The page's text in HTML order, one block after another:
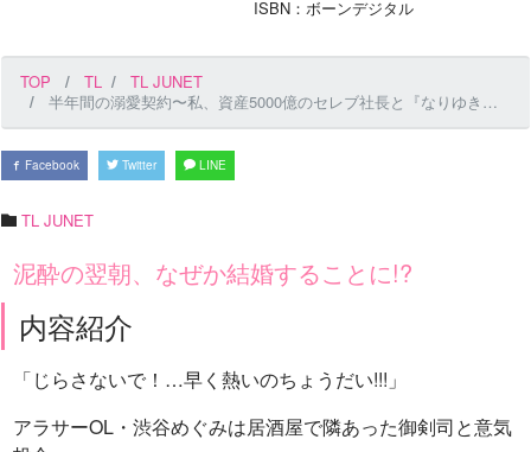
ISBN：ボーンデジタル
TOP TL
TL JUNET
半年間の溺愛契約〜私、資産5000億のセレブ社長と『なりゆき結婚』します〜 第9話
Facebook Twitter LINE
TL JUNET
泥酔の翌朝、なぜか結婚することに!?
内容紹介
「じらさないで！…早く熱いのちょうだい!!!」
アラサーOL・渋谷めぐみは居酒屋で隣あった御剣司と意気